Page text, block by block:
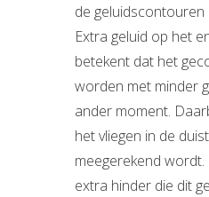
de geluidscontouren
Extra geluid op het
betekent dat het
worden met minder
ander moment.
het vliegen in de
meegerekend
extra hinder die dit